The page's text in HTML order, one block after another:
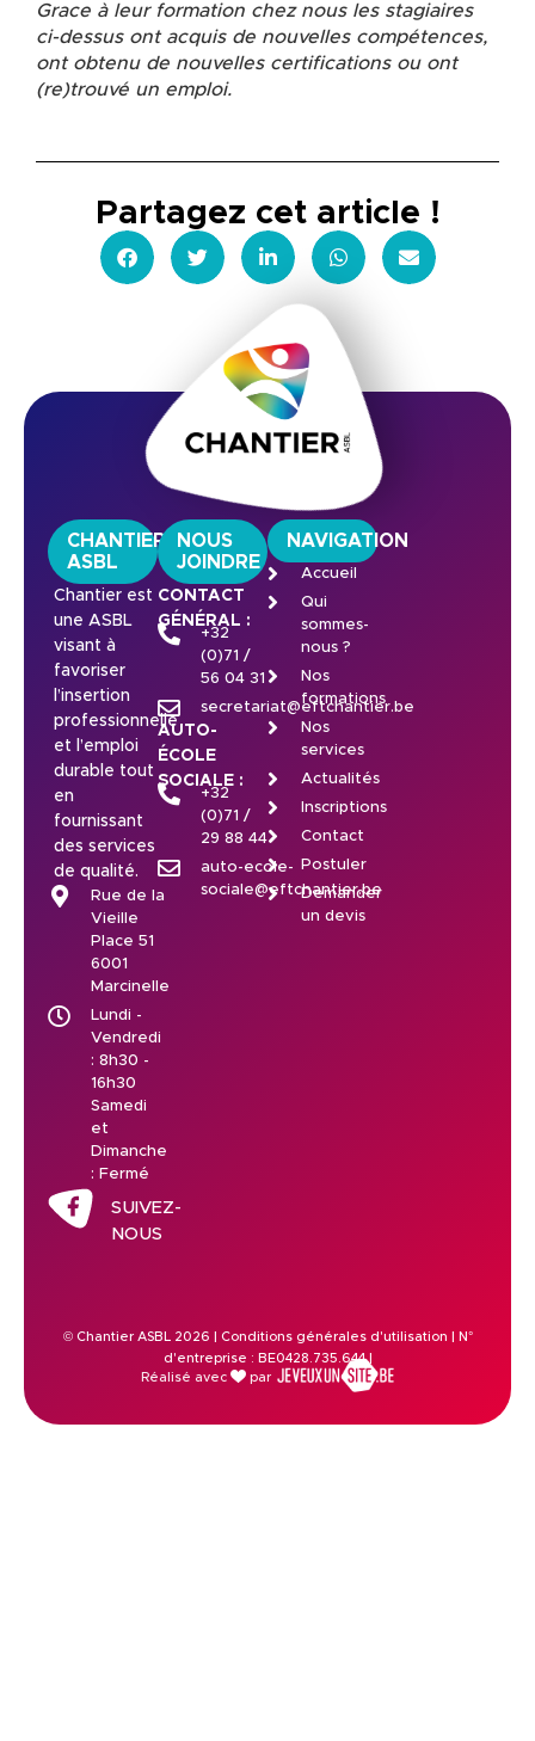
Grace à leur formation chez nous les stagiaires
ci-dessus ont acquis de nouvelles compétences,
ont obtenu de nouvelles certifications ou ont
(re)trouvé un emploi.
Partagez cet article !
CHANTIER
ASBL
Chantier est
une ASBL
visant à
favoriser
l’insertion
professionnelle
et l’emploi
durable tout
en
fournissant
des services
de qualité.
Rue de la
Vieille
Place 51
6001
Marcinelle
Lundi -
Vendredi
: 8h30 -
16h30
Samedi
et
Dimanche
: Fermé
SUIVEZ-
NOUS
NOUS
JOINDRE
CONTACT
GÉNÉRAL :
+32
(0)71 /
56 04 31
secretariat@eftchantier.be
AUTO-
ÉCOLE
SOCIALE :
+32
(0)71 /
29 88 44
auto-ecole-
sociale@eftchantier.be
NAVIGATION
Accueil
Qui
sommes-
nous ?
Nos
formations
Nos
services
Actualités
Inscriptions
Contact
Postuler
Demander
un devis
© Chantier ASBL 2026 | Conditions générales d'utilisation | N°
d'entreprise : BE0428.735.644 |
Réalisé avec
par